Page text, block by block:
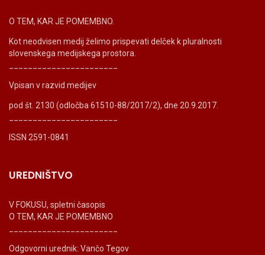
O TEM, KAR JE POMEMBNO.
Kot neodvisen medij želimo prispevati delček k pluralnosti
slovenskega medijskega prostora.
Vpisan v razvid medijev
pod št. 2130 (odločba 61510-88/2017/2), dne 20.9.2017.
ISSN 2591-0841
UREDNIŠTVO
V FOKUSU, spletni časopis
O TEM, KAR JE POMEMBNO
Odgovorni urednik: Vančo Tegov